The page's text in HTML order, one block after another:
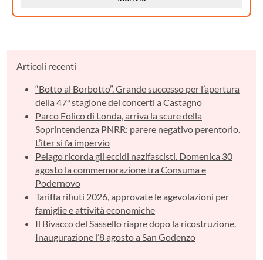
Articoli recenti
“Botto al Borbotto”. Grande successo per l’apertura
della 47ª stagione dei concerti a Castagno
Parco Eolico di Londa, arriva la scure della
Soprintendenza PNRR: parere negativo perentorio.
L’iter si fa impervio
Pelago ricorda gli eccidi nazifascisti. Domenica 30
agosto la commemorazione tra Consuma e
Podernovo
Tariffa rifiuti 2026, approvate le agevolazioni per
famiglie e attività economiche
Il Bivacco del Sassello riapre dopo la ricostruzione.
Inaugurazione l’8 agosto a San Godenzo